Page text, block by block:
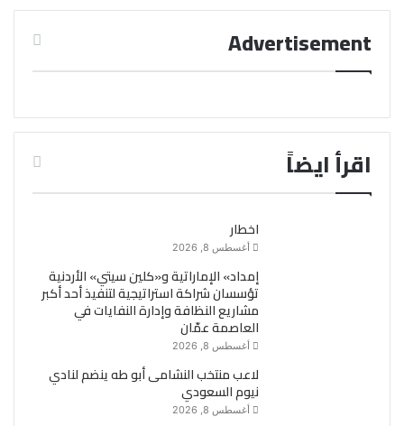
Advertisement
اقرأ ايضاً
اخطار
أغسطس 8, 2026
إمداد» الإماراتية و«كلين سيتي» الأردنية
تؤسسان شراكة استراتيجية لتنفيذ أحد أكبر
مشاريع النظافة وإدارة النفايات في
العاصمة عمّان
أغسطس 8, 2026
لاعب منتخب النشامى أبو طه ينضم لنادي
نيوم السعودي
أغسطس 8, 2026